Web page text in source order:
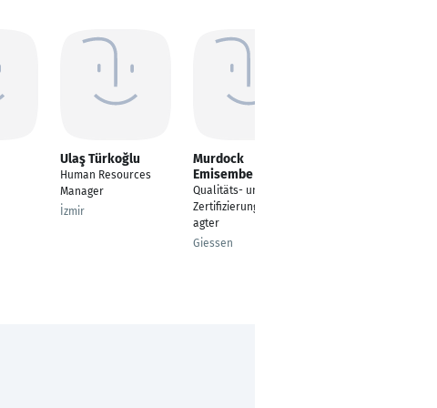
Ulaş Türkoğlu
Human Resources
Manager
İzmir
Murdock
Emisembe
Qualitäts- und
Zertifizierungsbeauftr
agter
Giessen